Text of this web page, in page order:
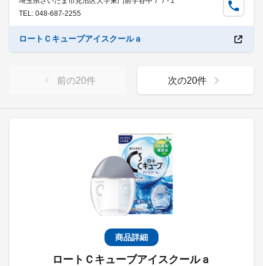
商品詳細
ロートＣキューブアイスクールａ
TEL: 048-687-2255
ロートＣキューブアイスクールａ
前の20件 次の20件